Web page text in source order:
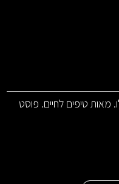
מאות טיפים לחיים. פוסט